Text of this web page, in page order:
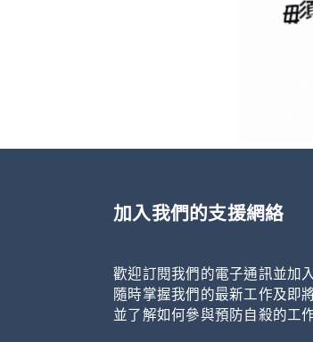
加入我們的支援網絡
歡迎訂閱我們的電子通訊並加
隨時掌握我們的最新工作及即
並了解如何參與預防自殺的工